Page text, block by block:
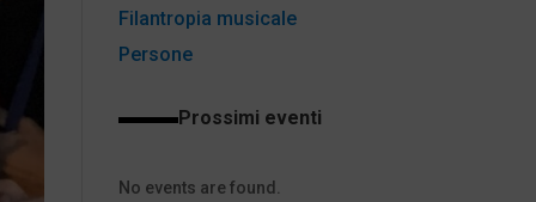
Persone
Filantropia musicale
Prossimi eventi
No events are found.